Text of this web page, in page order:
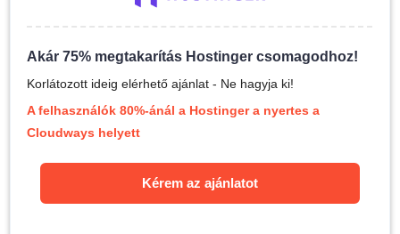
Akár 75% megtakarítás Hostinger csomagodhoz!
Korlátozott ideig elérhető ajánlat - Ne hagyja ki!
A felhasználók 80%-ánál a Hostinger a nyertes a
Cloudways helyett
Kérem az ajánlatot